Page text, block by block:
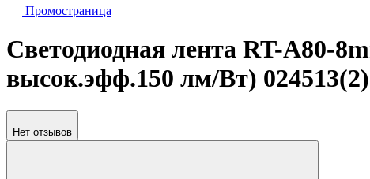
Промостраница
Светодиодная лента RT-A80-
высок.эфф.150 лм/Вт) 024513(2)
Нет отзывов